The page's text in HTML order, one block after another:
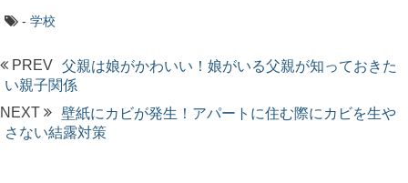
- 学校
PREV 父親は娘がかわいい！娘がいる父親が知っておきた
い親子関係
NEXT
壁紙にカビが発生！アパートに住む際にカビを生や
さない結露対策